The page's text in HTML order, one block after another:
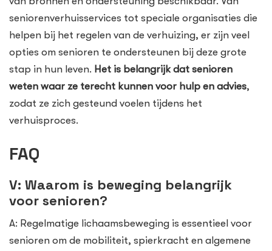
seniorenverhuisservices tot speciale organisaties die
helpen bij het regelen van de verhuizing, er zijn veel
opties om senioren te ondersteunen bij deze grote
stap in hun leven. Het is belangrijk dat senioren
weten waar ze terecht kunnen voor hulp en advies,
zodat ze zich gesteund voelen tijdens het
verhuisproces.
FAQ
V: Waarom is beweging belangrijk
voor senioren?
A: Regelmatige lichaamsbeweging is essentieel voor
senioren om de mobiliteit, spierkracht en algemene